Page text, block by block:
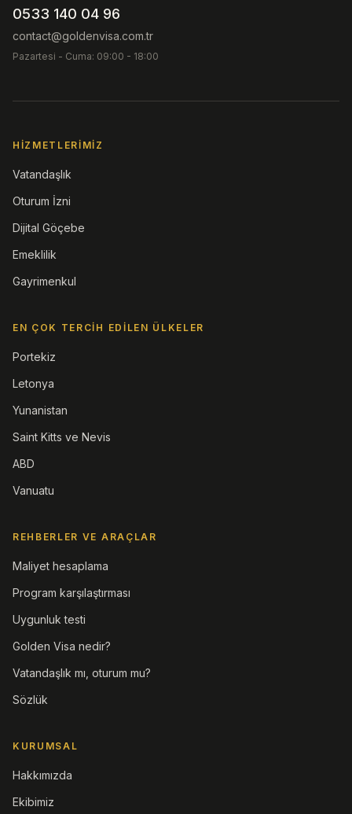
0533 140 04 96
contact@goldenvisa.com.tr
Pazartesi - Cuma: 09:00 - 18:00
HIZMETLERIMIZ
Vatandaşlık
Oturum İzni
Dijital Göçebe
Emeklilik
Gayrimenkul
EN ÇOK TERCIH EDILEN ÜLKELER
Portekiz
Letonya
Yunanistan
Saint Kitts ve Nevis
ABD
Vanuatu
REHBERLER VE ARAÇLAR
Maliyet hesaplama
Program karşılaştırması
Uygunluk testi
Golden Visa nedir?
Vatandaşlık mı, oturum mu?
Sözlük
KURUMSAL
Hakkımızda
Ekibimiz